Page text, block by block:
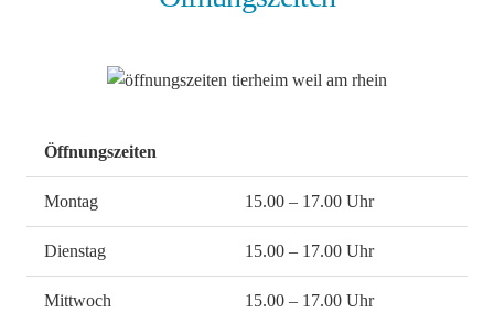
Öffnungszeiten
Montag 15.00 – 17.00 Uhr
Dienstag 15.00 – 17.00 Uhr
Mittwoch 15.00 – 17.00 Uhr